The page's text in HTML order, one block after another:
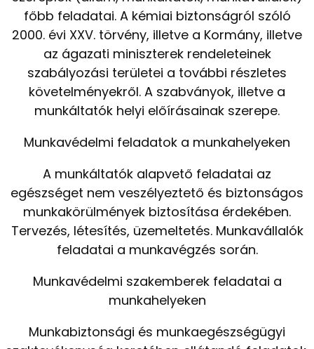
főbb feladatai. A kémiai biztonságról szóló
2000. évi XXV. törvény, illetve a Kormány, illetve
az ágazati miniszterek rendeleteinek
szabályozási területei a további részletes
követelményekről. A szabványok, illetve a
munkáltatók helyi előírásainak szerepe.
Munkavédelmi feladatok a munkahelyeken
A munkáltatók alapvető feladatai az
egészséget nem veszélyeztető és biztonságos
munkakörülmények biztosítása érdekében.
Tervezés, létesítés, üzemeltetés. Munkavállalók
feladatai a munkavégzés során.
Munkavédelmi szakemberek feladatai a
munkahelyeken
Munkabiztonsági és munkaegészségügyi